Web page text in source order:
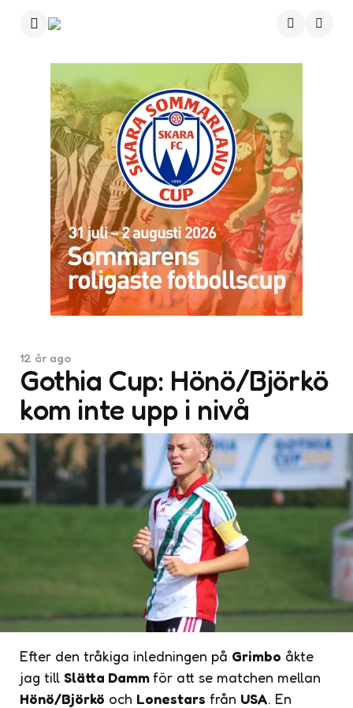
Gothia Cup: Hönö/Björkö
kom inte upp i nivå
12 år ago
Efter den tråkiga inledningen på Grimbo åkte
jag till Slätta Dammför att se matchen mellan
Hönö/Björkö och Lonestars från USA. En